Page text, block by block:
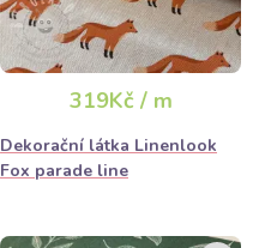
319Kč / m
Dekorační látka Linenlook
Fox parade line